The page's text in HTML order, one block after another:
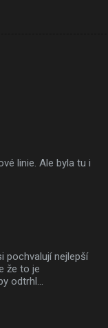
linie. Ale byla tu i
pochvalují nejlepší
že to je
odtrhl...